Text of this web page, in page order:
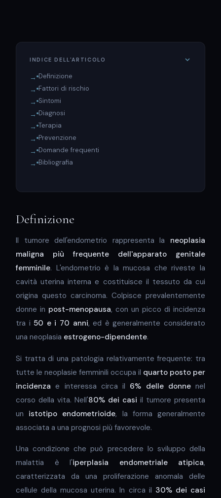
INDICE DELL'ARTICOLO
Definizione
Fattori di rischio
Sintomi
Diagnosi
Terapia
Prevenzione
Domande frequenti
Bibliografia
Definizione
Il tumore dell'endometrio rappresenta la neoplasia
maligna più frequente dell'apparato genitale
femminile. L'endometrio è la mucosa che riveste la
cavità uterina interna e costituisce il tessuto da cui
origina questo carcinoma. Colpisce prevalentemente
donne in post-menopausa, con un picco di incidenza
tra i 50 e i 70 anni, ed è generalmente considerato
una neoplasia estrogeno-dipendente.
Si tratta di una patologia relativamente frequente: tra
tutte le neoplasie femminili occupa il quarto posto per
incidenza e interessa circa il 6% delle donnenel
corso della vita. Nell'80% dei casi il tumore presenta
un istotipo endometrioide, la forma generalmente
associata a una prognosi più favorevole.
Una condizione che può precedere lo sviluppo della
malattia è l'iperplasia endometriale atipica,
caratterizzata da una proliferazione anomala delle
cellule della mucosa uterina. In circa il 30% dei casi